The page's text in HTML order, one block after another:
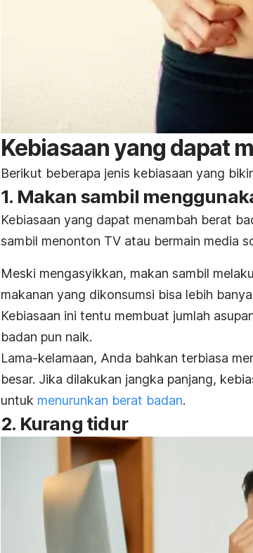
Kebiasaan yang dapat
Berikut beberapa jenis kebiasaan yang
1. Makan sambil
Kebiasaan yang dapat menambah berat
sambil menonton TV atau bermain media
Meski mengasyikkan, makan sambil
makanan yang dikonsumsi bisa lebih
Kebiasaan ini tentu membuat jumlah
badan pun naik.
Lama-kelamaan, Anda bahkan terbiasa
besar. Jika dilakukan jangka panjang,
untuk menurunkan berat badan.
2. Kurang tidur